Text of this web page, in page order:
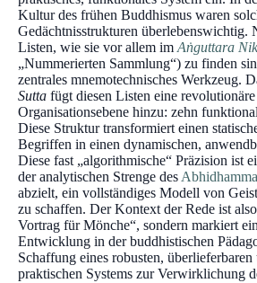
Kultur des frühen Buddhismus waren
Gedächtnisstrukturen überlebenswichtig.
Listen, wie sie vor allem im Aṅguttara
„Nummerierten Sammlung“) zu finden
zentrales mnemotechnisches Werkzeug.
Sutta fügt diesen Listen eine revolutionäre
Organisationsebene hinzu: zehn
Diese Struktur transformiert einen
Begriffen in einen dynamischen,
Diese fast „algorithmische“ Präzision ist
der analytischen Strenge des Abhidhamma
abzielt, ein vollständiges Modell von
zu schaffen. Der Kontext der Rede ist
Vortrag für Mönche“, sondern markiert
Entwicklung in der buddhistischen
Schaffung eines robusten,
praktischen Systems zur Verwirklichung